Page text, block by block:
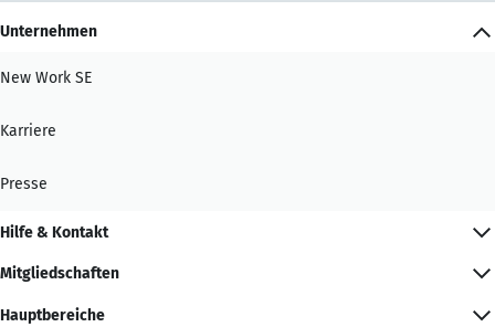
Unternehmen
New Work SE
Karriere
Presse
Hilfe & Kontakt
Mitgliedschaften
Hauptbereiche